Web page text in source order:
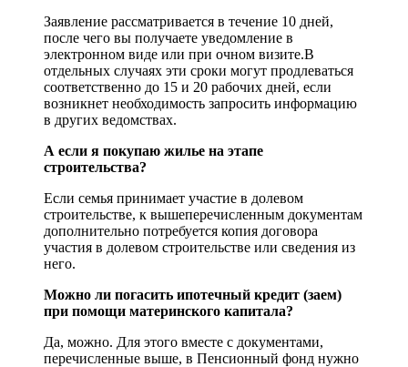
Заявление рассматривается в течение 10 дней,
после чего вы получаете уведомление в
электронном виде или при очном визите.В
отдельных случаях эти сроки могут продлеваться
соответственно до 15 и 20 рабочих дней, если
возникнет необходимость запросить информацию
в других ведомствах.
А если я покупаю жилье на этапе
строительства?
Если семья принимает участие в долевом
строительстве, к вышеперечисленным документам
дополнительно потребуется копия договора
участия в долевом строительстве или сведения из
него.
Можно ли погасить ипотечный кредит (заем)
при помощи материнского капитала?
Да, можно. Для этого вместе с документами,
перечисленные выше, в Пенсионный фонд нужно